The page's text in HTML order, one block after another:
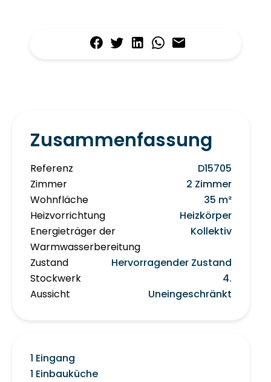
Zusammenfassung
Referenz
D15705
Zimmer
2 Zimmer
Wohnfläche
35 m²
Heizvorrichtung
Heizkörper
Energieträger der
Warmwasserbereitung
Kollektiv
Zustand
Hervorragender Zustand
Stockwerk
4.
Aussicht
Uneingeschränkt
1 Eingang
1 Einbauküche